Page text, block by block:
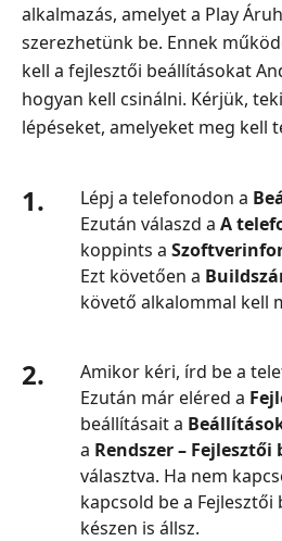
alkalmazás, amelyet a Play
szerezhetünk be. Ennek
kell a fejlesztői beállításokat
hogyan kell csinálni. Kérjük,
lépéseket, amelyeket meg kell
1. Lépj a telefonodon a
Ezután válaszd a A
koppints a
Ezt követően a
követő alkalommal kell
2.
Amikor kéri, írd be a
Ezután már eléred a
beállításait a
a Rendszer –
választva. Ha nem
kapcsold be a Fejlesztői
készen is állsz.